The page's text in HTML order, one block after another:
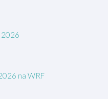
2026
na WRF